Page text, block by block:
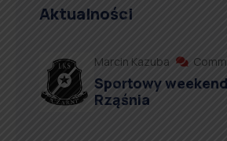
Aktualności
Marcin Kazuba
Sportowy
Rząśnia